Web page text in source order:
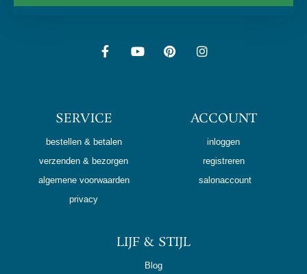
SERVICE
bestellen & betalen
verzenden & bezorgen
algemene voorwaarden
privacy
ACCOUNT
inloggen
registreren
salonaccount
LIJF & STIJL
Blog